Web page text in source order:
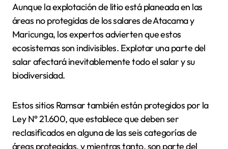
Aunque la explotación de litio está planeada en las
áreas no protegidas de los salares de Atacama y
Maricunga, los expertos advierten que estos
ecosistemas son indivisibles. Explotar una parte del
salar afectará inevitablemente todo el salar y su
biodiversidad.
Estos sitios Ramsar también están protegidos por la
Ley N° 21.600, que establece que deben ser
reclasificados en alguna de las seis categorías de
áreas protegidas, y mientras tanto, son parte del